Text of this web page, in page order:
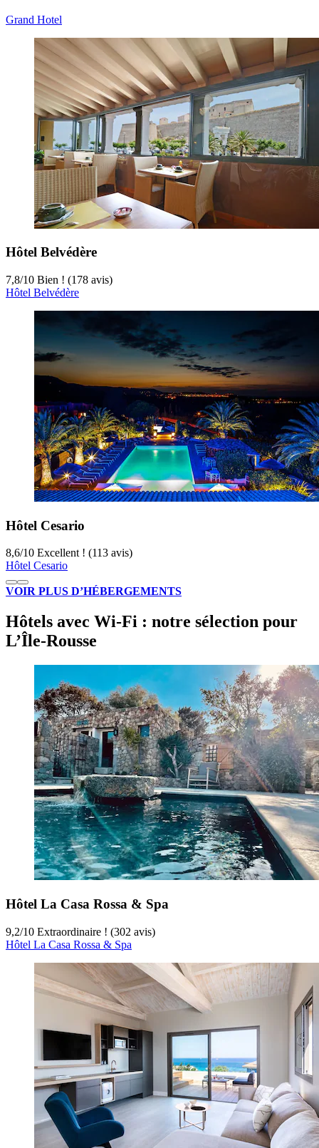
Grand Hotel
Hôtel Belvédère
7,8/10 Bien ! (178 avis)
Hôtel Belvédère
Hôtel Cesario
8,6/10 Excellent ! (113 avis)
Hôtel Cesario
VOIR PLUS D’HÉBERGEMENTS
Hôtels avec Wi-Fi : notre sélection pour
L’Île-Rousse
Hôtel La Casa Rossa & Spa
9,2/10 Extraordinaire ! (302 avis)
Hôtel La Casa Rossa & Spa